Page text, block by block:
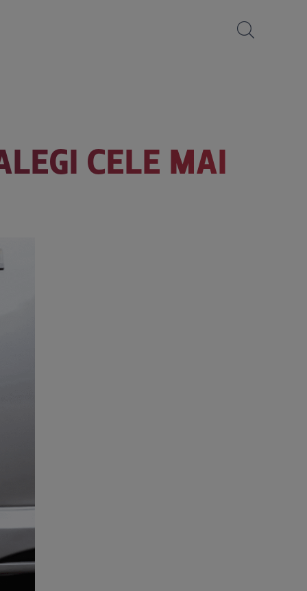
CELE MAI